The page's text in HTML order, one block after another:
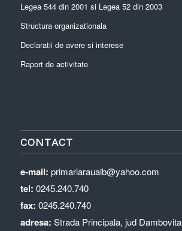
Legea 544 din 2001 si Legea 52 din 2003
Structura organizationala
Declaratii de avere si interese
Raport de activitate
CONTACT
e-mail: primariaraualb@yahoo.com
tel: 0245.240.740
fax: 0245.240.740
adresa: Strada Principala, jud Dambovita